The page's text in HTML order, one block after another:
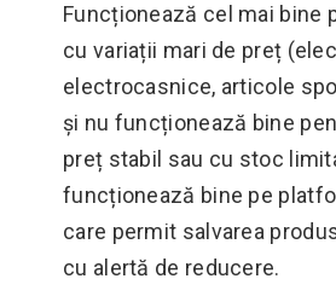
Funcționează cel mai bine
cu variații mari de preț
electrocasnice, articole
și nu funcționează bine
preț stabil sau cu stoc
funcționează bine pe
care permit salvarea
cu alertă de reducere.